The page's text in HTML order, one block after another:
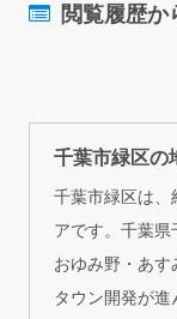
閲覧履歴か
千葉市緑区の
千葉市緑区は、
アです。千葉県
おゆみ野・あ
タウン開発が